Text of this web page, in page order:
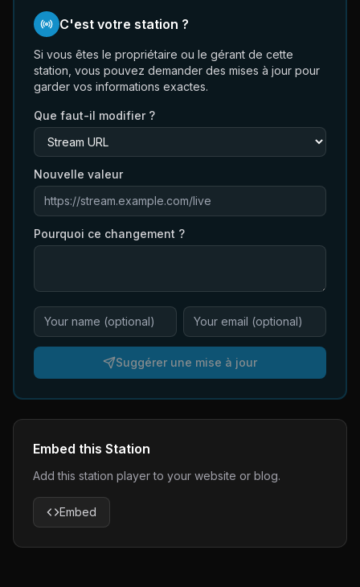
C'est votre station ?
Si vous êtes le propriétaire ou le gérant de cette
station, vous pouvez demander des mises à jour pour
garder vos informations exactes.
Que faut-il modifier ?
Nouvelle valeur
Pourquoi ce changement ?
Suggérer une mise à jour
Embed this Station
Add this station player to your website or blog.
Embed